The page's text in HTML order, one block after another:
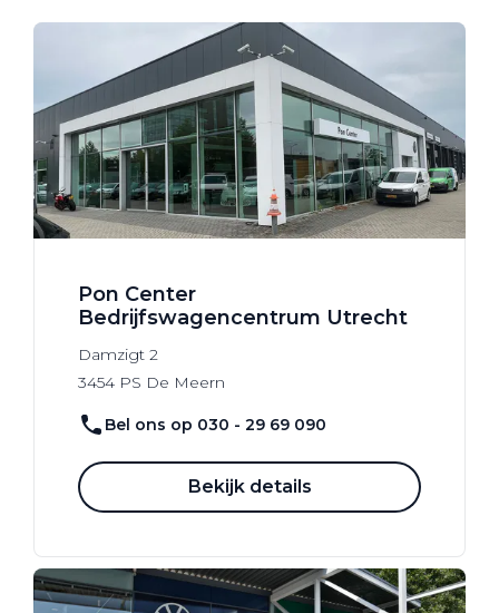
Pon Center
Bedrijfswagencentrum Utrecht
Damzigt 2
3454 PS De Meern
Bel ons op 030 - 29 69 090
Bekijk details